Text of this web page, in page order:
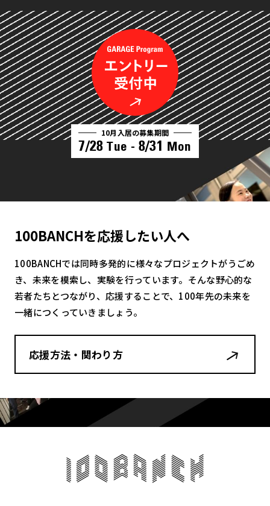
10月入居の募集期間
7/28 Tue - 8/31 Mon
100BANCHを応援したい人へ
100BANCHでは同時多発的に様々なプロジェクトがうごめ
き、未来を模索し、実験を行っています。そんな野心的な
若者たちとつながり、応援することで、100年先の未来を
一緒につくっていきましょう。
応援方法・関わり方